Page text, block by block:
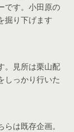
です。小田原の
掘り下げます
。見所は栗山配
しっかり行いた
は既存企画。